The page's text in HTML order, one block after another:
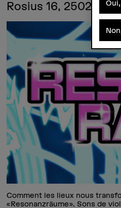
Rosius 16, 2502
Comment les lieux nous
«Resonanzräume». Sons de